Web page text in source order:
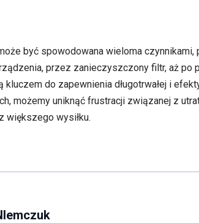
być spowodowana wieloma
przez zanieczyszczony filtr, aż po
kluczem do zapewnienia długotrwałej i
możemy uniknąć frustracji związanej z
większego wysiłku.